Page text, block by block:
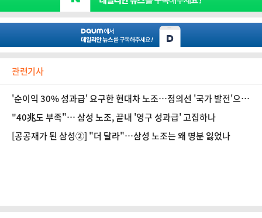
관련기사
'순이익 30% 성과급' 요구한 현대차 노조…정의선 '국가 발전'으로
답했다 [인터뷰]
"40兆도 부족"… 삼성 노조, 끝내 '영구 성과급' 고집하나
[공공재가 된 삼성②] "더 달라"…삼성 노조는 왜 명분 잃었나